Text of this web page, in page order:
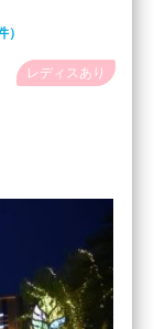
）
レディスあり